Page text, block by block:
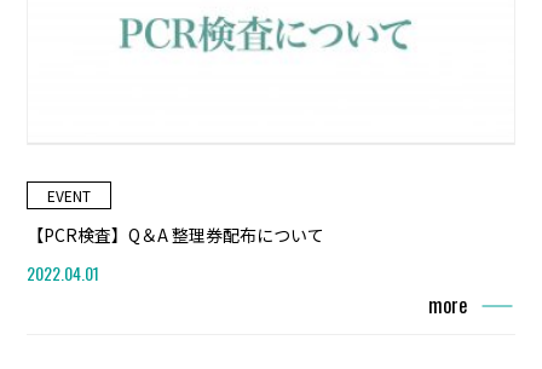
EVENT
【PCR検査】Q＆A 整理券配布について
2022.04.01
more